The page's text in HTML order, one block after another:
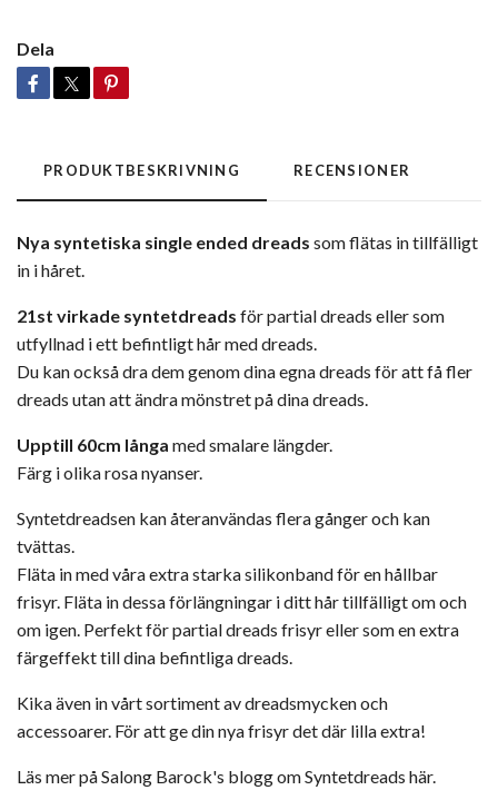
Dela
PRODUKTBESKRIVNING RECENSIONER
Nya syntetiska single ended dreads som flätas in tillfälligt
in i håret.
21st virkade syntetdreads för partial dreads eller som
utfyllnad i ett befintligt hår med dreads.
Du kan också dra dem genom dina egna dreads för att få fler
dreads utan att ändra mönstret på dina dreads.
Upptill 60cm långa med smalare längder.
Färg i olika rosa nyanser.
Syntetdreadsen kan återanvändas flera gånger och kan
tvättas.
Fläta in med våraextra starka silikonbandför en hållbar
frisyr. Fläta in dessa förlängningar i ditt hår tillfälligt om och
om igen. Perfekt för partial dreads frisyr eller som en extra
färgeffekt till dina befintliga dreads.
Kika även in vårt sortiment avdreadsmycken och
accessoarer. För att ge din nya frisyr det där lilla extra!
Läs mer på Salong Barock's blogg om Syntetdreads här.